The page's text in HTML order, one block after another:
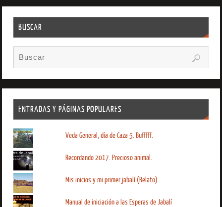
BUSCAR
ENTRADAS Y PÁGINAS POPULARES
Veda General, día de Caza 5. Bufffff.
Recordando 2017. Precioso animal.
Mis inicios y mi primer jabalí (Relato)
Manual de iniciación a las Esperas de Jabalí